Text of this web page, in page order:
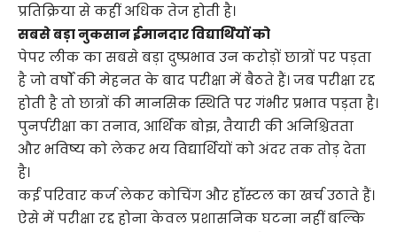
प्रतिक्रिया से कहीं अधिक तेज होती है।
सबसे बड़ा नुकसान ईमानदार विद्यार्थियों को
पेपर लीक का सबसे बड़ा दुष्प्रभाव उन करोड़ों छात्रों पर पड़ता
है जो वर्षों की मेहनत के बाद परीक्षा में बैठते हैं। जब परीक्षा रद्द
होती है तो छात्रों की मानसिक स्थिति पर गंभीर प्रभाव पड़ता है।
पुनर्परीक्षा का तनाव, आर्थिक बोझ, तैयारी की अनिश्चितता
और भविष्य को लेकर भय विद्यार्थियों को अंदर तक तोड़ देता
है।
कई परिवार कर्ज लेकर कोचिंग और हॉस्टल का खर्च उठाते हैं।
ऐसे में परीक्षा रद्द होना केवल प्रशासनिक घटना नहीं बल्कि